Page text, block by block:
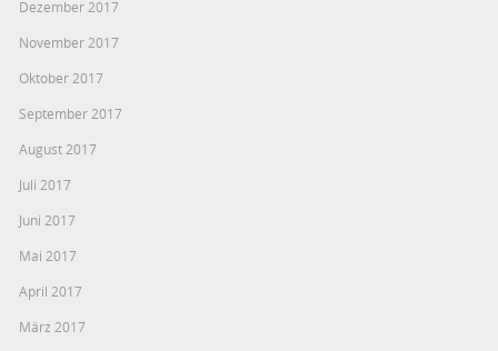
Dezember 2017
November 2017
Oktober 2017
September 2017
August 2017
Juli 2017
Juni 2017
Mai 2017
April 2017
März 2017